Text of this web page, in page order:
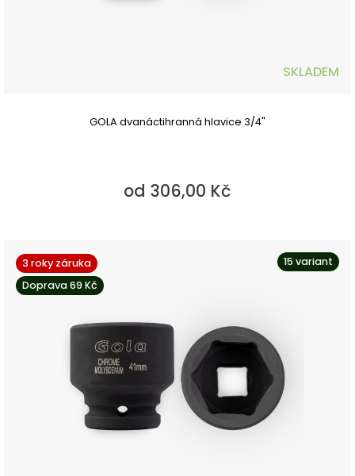
SKLADEM
GOLA dvanáctihranná hlavice 3/4"
od 306,00 Kč
15 variant
3 roky záruka
Doprava 69 Kč